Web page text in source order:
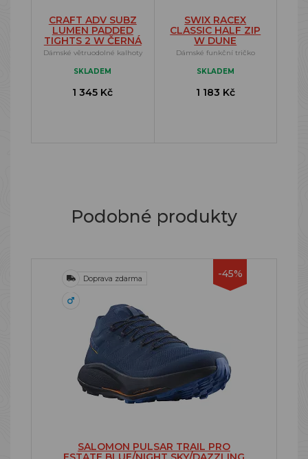
CRAFT ADV SUBZ
LUMEN PADDED
TIGHTS 2 W ČERNÁ
Dámské větruodolné kalhoty
SKLADEM
1 345 Kč
SWIX RACEX
CLASSIC HALF ZIP
W DUNE
Dámské funkční tričko
SKLADEM
1 183 Kč
Podobné produkty
-45%
Doprava zdarma
SALOMON PULSAR TRAIL PRO